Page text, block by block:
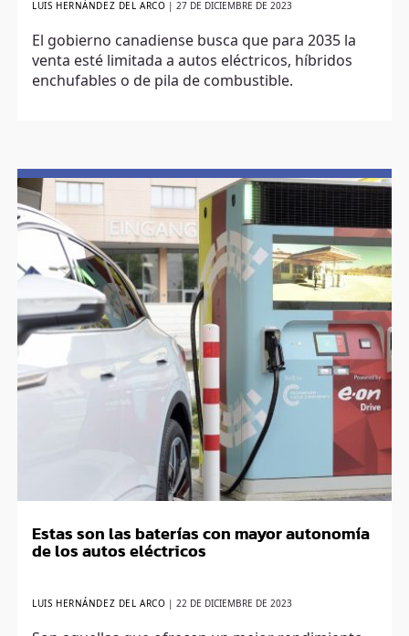
LUIS HERNÁNDEZ DEL ARCO |27 DE DICIEMBRE DE 2023
El gobierno canadiense busca que para 2035 la
venta esté limitada a autos eléctricos, híbridos
enchufables o de pila de combustible.
Estas son las baterías con mayor autonomía
de los autos eléctricos
LUIS HERNÁNDEZ DEL ARCO |22 DE DICIEMBRE DE 2023